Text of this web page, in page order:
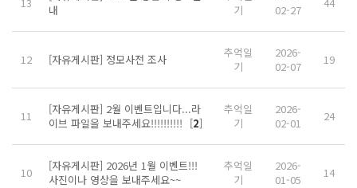
내
기
02-27
12 [자유게시판] 정모사전 조사
추억일
기
2026-
02-07
19
11
[자유게시판] 2월 이벤트입니다...라
이브 파일을 보내주세요!!!!!!!!!! [2]
추억일
기
2026-
02-01
24
10
[자유게시판] 2026년 1월 이벤트!!!
사진이나 영상을 보내주세요~~
추억일
기
2026-
01-05
14